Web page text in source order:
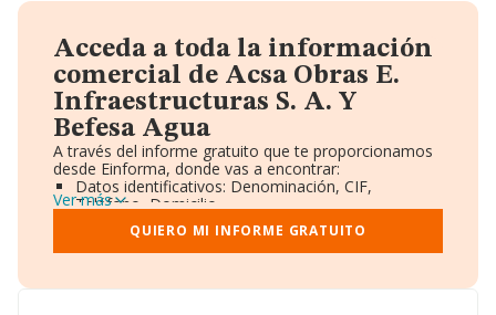
Acceda a toda la información
comercial de Acsa Obras E.
Infraestructuras S. A. Y
Befesa Agua
A través del informe gratuito que te proporcionamos
desde Einforma, donde vas a encontrar:
Datos identificativos: Denominación, CIF,
Teléfono, Domicilio.
Informe Mercantil Completo (BORME).
Gráficos de Evolución Ventas y Empleados.
Consejo de Administración y Administradores.
Accionistas.
Ver más
QUIERO MI INFORME GRATUITO